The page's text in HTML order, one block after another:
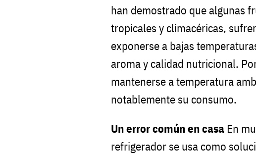
han demostrado que algunas
tropicales y climacéricas,
exponerse a bajas
aroma y calidad nutricional.
mantenerse a temperatura
notablemente su consumo.
Un error común en casa En
refrigerador se usa como